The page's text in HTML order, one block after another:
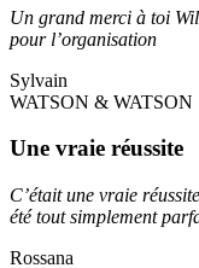
Un grand merci à toi
pour l’organisation
Sylvain
WATSON & WATSON
Une vraie réussite
C’était une vraie
été tout simplement
Rossana